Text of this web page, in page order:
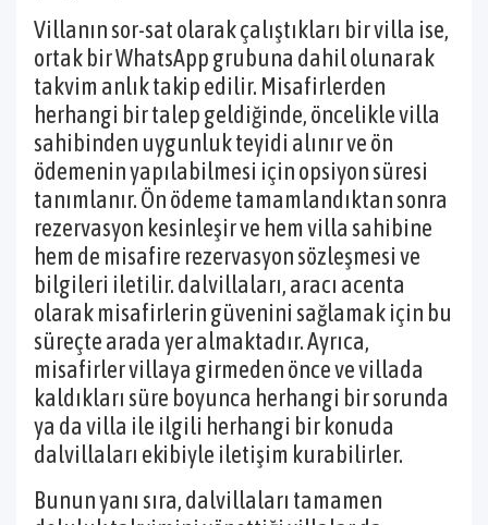
Villanın sor-sat olarak çalıştıkları bir villa ise,
ortak bir WhatsApp grubuna dahil olunarak
takvim anlık takip edilir. Misafirlerden
herhangi bir talep geldiğinde, öncelikle villa
sahibinden uygunluk teyidi alınır ve ön
ödemenin yapılabilmesi için opsiyon süresi
tanımlanır. Ön ödeme tamamlandıktan sonra
rezervasyon kesinleşir ve hem villa sahibine
hem de misafire rezervasyon sözleşmesi ve
bilgileri iletilir. dalvillaları, aracı acenta
olarak misafirlerin güvenini sağlamak için bu
süreçte arada yer almaktadır. Ayrıca,
misafirler villaya girmeden önce ve villada
kaldıkları süre boyunca herhangi bir sorunda
ya da villa ile ilgili herhangi bir konuda
dalvillaları ekibiyle iletişim kurabilirler.
Bunun yanı sıra, dalvillaları tamamen